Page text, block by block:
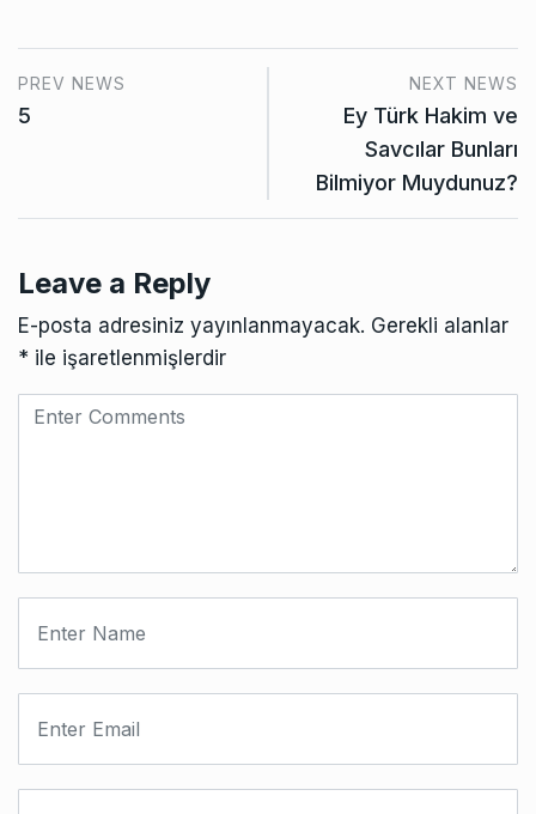
PREV NEWS
5
NEXT NEWS
Ey Türk Hakim ve
Savcılar Bunları
Bilmiyor Muydunuz?
Leave a Reply
E-posta adresiniz yayınlanmayacak. Gerekli alanlar
* ile işaretlenmişlerdir